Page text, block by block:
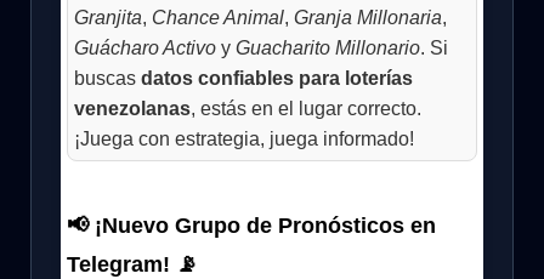
Granjita, Chance Animal, Granja Millonaria,
Guácharo Activoy Guacharito Millonario. Si
buscas datos confiables para loterías
venezolanas, estás en el lugar correcto.
¡Juega con estrategia, juega informado!
📢 ¡Nuevo Grupo de Pronósticos en
Telegram! 📡